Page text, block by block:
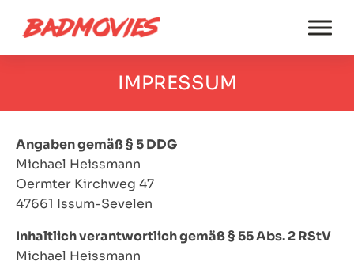
IMPRESSUM
Angaben gemäß § 5 DDG
Michael Heissmann
Oermter Kirchweg 47
47661 Issum-Sevelen
Inhaltlich verantwortlich gemäß § 55 Abs. 2 RStV
Michael Heissmann